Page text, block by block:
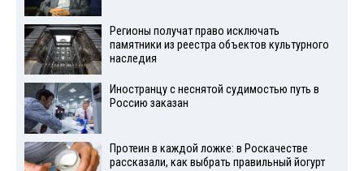
Регионы получат право исключать
памятники из реестра объектов культурного
наследия
Иностранцу с неснятой судимостью путь в
Россию заказан
Протеин в каждой ложке: в Роскачестве
рассказали, как выбрать правильный йогурт